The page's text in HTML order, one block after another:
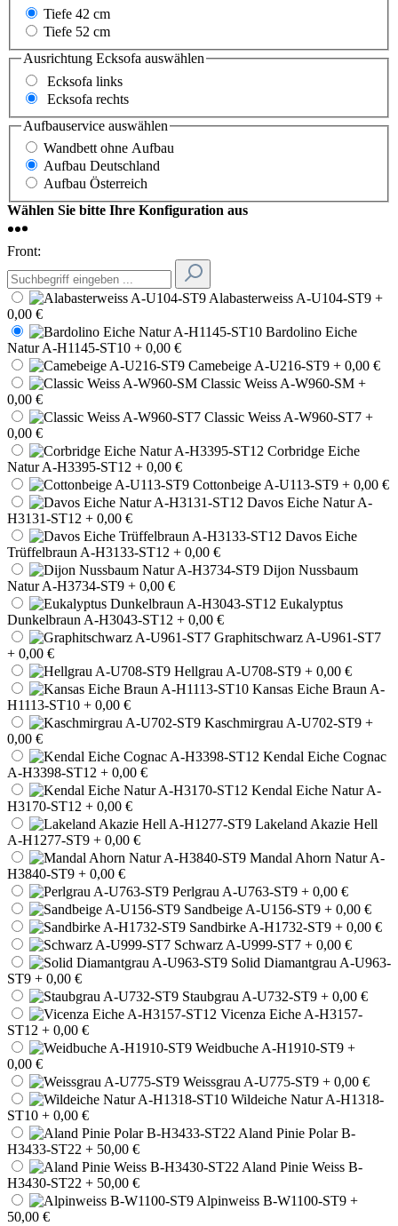
Tiefe 42 cm
Tiefe 52 cm
Ausrichtung Ecksofa auswählen
Ecksofa links
Ecksofa rechts
Aufbauservice auswählen
Wandbett ohne Aufbau
Aufbau Deutschland
Aufbau Österreich
Wählen Sie bitte Ihre Konfiguration aus
Front:
Alabasterweiss A-U104-ST9 +
0,00 €
Bardolino Eiche
Natur A-H1145-ST10 + 0,00 €
Camebeige A-U216-ST9 + 0,00 €
Classic Weiss A-W960-SM +
0,00 €
Classic Weiss A-W960-ST7 +
0,00 €
Corbridge Eiche
Natur A-H3395-ST12 + 0,00 €
Cottonbeige A-U113-ST9 + 0,00 €
Davos Eiche Natur A-
H3131-ST12 + 0,00 €
Davos Eiche
Trüffelbraun A-H3133-ST12 + 0,00 €
Dijon Nussbaum
Natur A-H3734-ST9 + 0,00 €
Eukalyptus
Dunkelbraun A-H3043-ST12 + 0,00 €
Graphitschwarz A-U961-ST7
+ 0,00 €
Hellgrau A-U708-ST9 + 0,00 €
Kansas Eiche Braun A-
H1113-ST10 + 0,00 €
Kaschmirgrau A-U702-ST9 +
0,00 €
Kendal Eiche Cognac
A-H3398-ST12 + 0,00 €
Kendal Eiche Natur A-
H3170-ST12 + 0,00 €
Lakeland Akazie Hell
A-H1277-ST9 + 0,00 €
Mandal Ahorn Natur A-
H3840-ST9 + 0,00 €
Perlgrau A-U763-ST9 + 0,00 €
Sandbeige A-U156-ST9 + 0,00 €
Sandbirke A-H1732-ST9 + 0,00 €
Schwarz A-U999-ST7 + 0,00 €
Solid Diamantgrau A-U963-
ST9 + 0,00 €
Staubgrau A-U732-ST9 + 0,00 €
Vicenza Eiche A-H3157-
ST12 + 0,00 €
Weidbuche A-H1910-ST9 +
0,00 €
Weissgrau A-U775-ST9 + 0,00 €
Wildeiche Natur A-H1318-
ST10 + 0,00 €
Aland Pinie Polar B-
H3433-ST22 + 50,00 €
Aland Pinie Weiss B-
H3430-ST22 + 50,00 €
Alpinweiss B-W1100-ST9 +
50,00 €